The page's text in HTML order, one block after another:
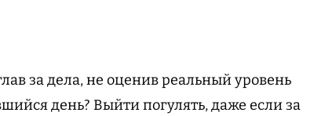
за дела, не оценив реальный уровень
день? Выйти погулять, даже если за